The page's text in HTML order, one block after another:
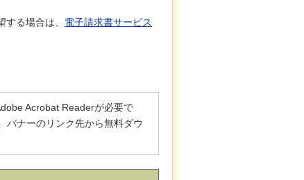
る場合は、 電子請求書サービス
Acrobat Readerが必要で
バナーのリンク先から無料ダウ